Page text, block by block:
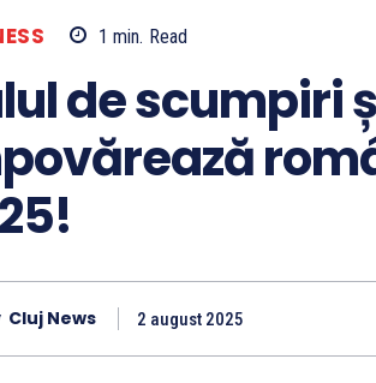
1 min. Read
de scumpiri
Cluj News 2 august 2025